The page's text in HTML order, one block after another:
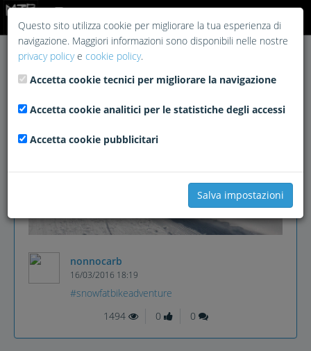
nonnocarb
16/03/2016 18:19
#snowfatbikeadventure
1494
0 0
Questo sito utilizza cookie per migliorare la tua esperienza di
navigazione. Maggiori informazioni sono disponibili nelle nostre
privacy policye cookie policy.
Accetta cookie tecnici per migliorare la navigazione
Accetta cookie analitici per le statistiche degli accessi
Accetta cookie pubblicitari
Salva impostazioni